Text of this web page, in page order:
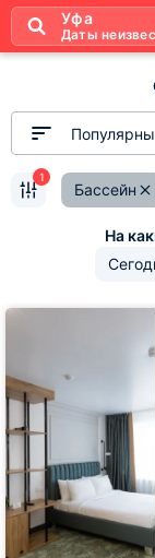
Уфа
Даты
Бассейн
1
Гостиница